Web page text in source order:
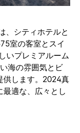
、シティホテルと
室の客室とスイ
いプレミアルーム
海の雰囲気とビ
供します。2024真
適な、広々とし